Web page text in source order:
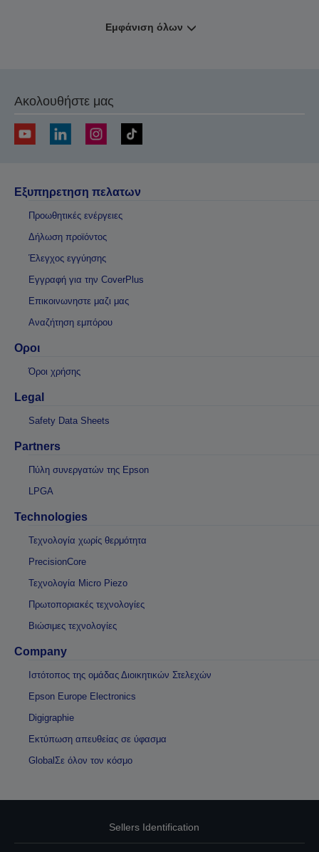
Εμφάνιση όλων
Ακολουθήστε μας
Εξυπηρετηση πελατων
Προωθητικές ενέργειες
Δήλωση προϊόντος
Έλεγχος εγγύησης
Εγγραφή για την CoverPlus
Επικοινωνηστε μαζι μας
Αναζήτηση εμπόρου
Οροι
Όροι χρήσης
Legal
Safety Data Sheets
Partners
Πύλη συνεργατών της Epson
LPGA
Technologies
Τεχνολογία χωρίς θερμότητα
PrecisionCore
Τεχνολογία Micro Piezo
Πρωτοποριακές τεχνολογίες
Βιώσιμες τεχνολογίες
Company
Ιστότοπος της ομάδας Διοικητικών Στελεχών
Epson Europe Electronics
Digigraphie
Εκτύπωση απευθείας σε ύφασμα
GlobalΣε όλον τον κόσμο
Sellers Identification